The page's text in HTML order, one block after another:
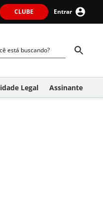
CLUBE Entrar
Legal Assinante